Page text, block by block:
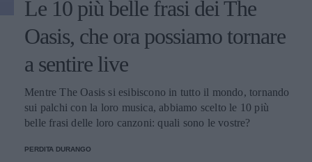
Le 10 più belle frasi dei The
Oasis, che ora possiamo tornare
a sentire live
Mentre The Oasis si esibiscono in tutto il mondo, tornando
sui palchi con la loro musica, abbiamo scelto le 10 più
belle frasi delle loro canzoni: quali sono le vostre?
PERDITA DURANGO